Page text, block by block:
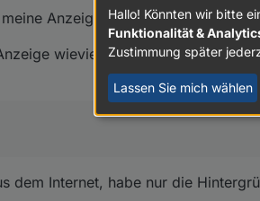
Anzeige:
wieviel Tage es noch sind
dem Internet, habe nur die
Hallo! Könnten wir bitte
Funktionalität &
Zustimmung später
Lassen Sie mich wählen